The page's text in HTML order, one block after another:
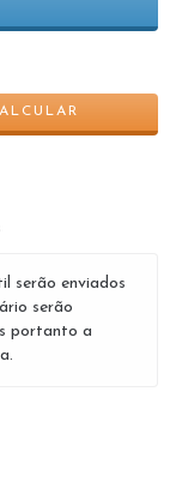
serão enviados
serão
portanto a